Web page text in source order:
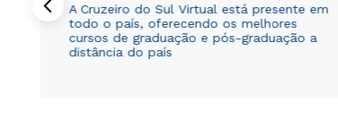
A Cruzeiro do Sul Virtual está presente em
todo o país, oferecendo os melhores
cursos de graduação e pós-graduação a
distância do país